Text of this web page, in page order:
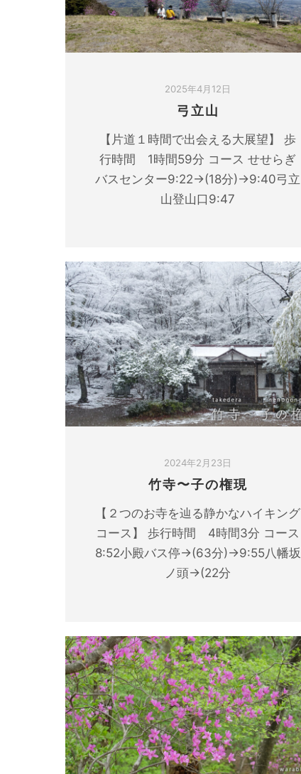
2025年4月12日
弓立山
【片道１時間で出会える大展望】 歩
行時間 1時間59分 コース せせらぎ
バスセンター9:22→(18分)→9:40弓立
山登山口9:47
2024年2月23日
竹寺〜子の権現
【２つのお寺を辿る静かなハイキング
コース】 歩行時間 4時間3分 コース
8:52小殿バス停→(63分)→9:55八幡坂
ノ頭→(22分